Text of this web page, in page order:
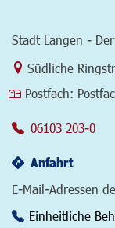
Stadt Langen -
Link zur
Südliche
Postfach:
06103 203-0
Anfahrt
E-Mail-Adressen
Einheitliche